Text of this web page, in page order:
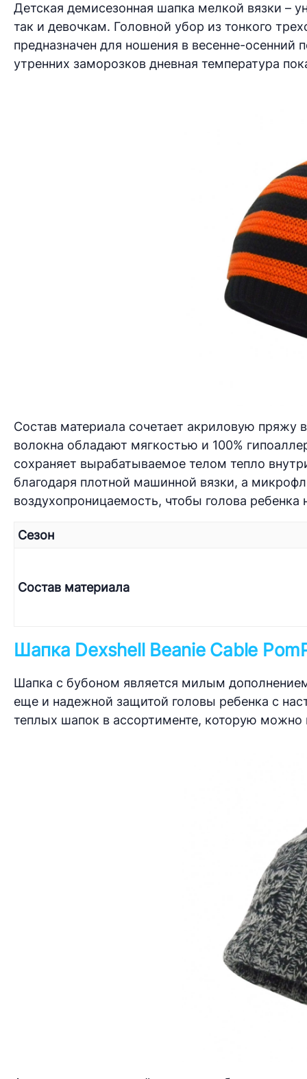
Детская демисезонная шапка мелкой вязки –
так и девочкам. Головной убор из тонкого
предназначен для ношения в весенне-осенний
утренних заморозков дневная температура
Состав материала сочетает акриловую
волокна обладают мягкостью и 100%
сохраняет вырабатываемое телом тепло
благодаря плотной машинной вязки, а
воздухопроницаемость, чтобы голова ребенка
Сезон
Состав материала
Шапка Dexshell Beanie Cable
Шапка с бубоном является милым
еще и надежной защитой головы ребенка с
теплых шапок в ассортименте, которую можно